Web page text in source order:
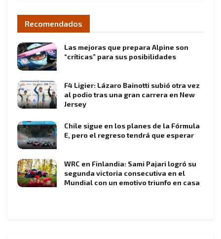
Recomendados
Las mejoras que prepara Alpine son
“críticas” para sus posibilidades
F4 Ligier: Lázaro Bainotti subió otra vez
al podio tras una gran carrera en New
Jersey
Chile sigue en los planes de la Fórmula
E, pero el regreso tendrá que esperar
WRC en Finlandia: Sami Pajari logró su
segunda victoria consecutiva en el
Mundial con un emotivo triunfo en casa